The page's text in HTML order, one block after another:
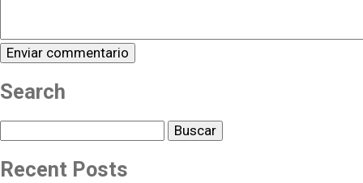
Search
Recent Posts